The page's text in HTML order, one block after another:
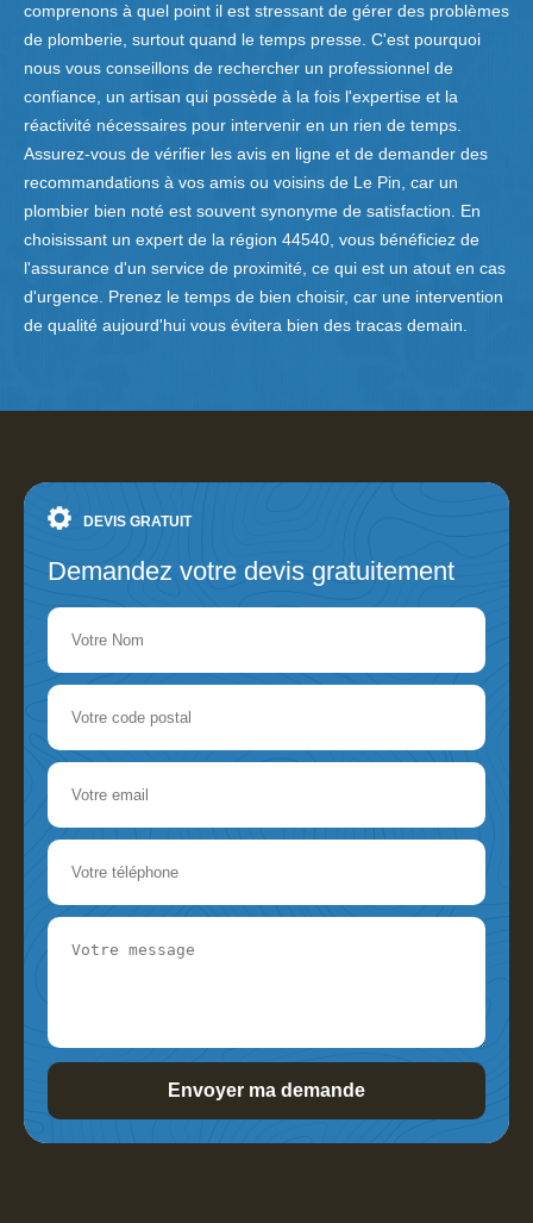
comprenons à quel point il est stressant de gérer des problèmes
de plomberie, surtout quand le temps presse. C'est pourquoi
nous vous conseillons de rechercher un professionnel de
confiance, un artisan qui possède à la fois l'expertise et la
réactivité nécessaires pour intervenir en un rien de temps.
Assurez-vous de vérifier les avis en ligne et de demander des
recommandations à vos amis ou voisins de Le Pin, car un
plombier bien noté est souvent synonyme de satisfaction. En
choisissant un expert de la région 44540, vous bénéficiez de
l'assurance d'un service de proximité, ce qui est un atout en cas
d'urgence. Prenez le temps de bien choisir, car une intervention
de qualité aujourd'hui vous évitera bien des tracas demain.
DEVIS GRATUIT
Demandez votre devis gratuitement